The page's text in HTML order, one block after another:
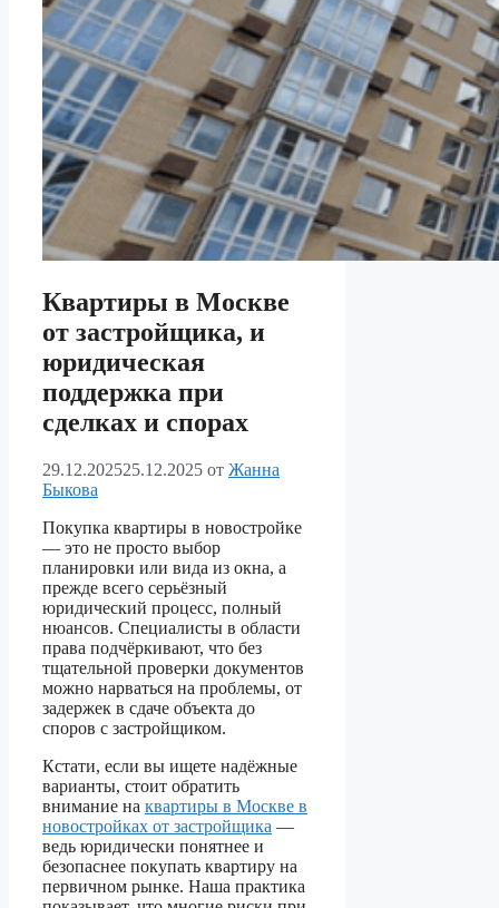
Квартиры в Москве
от застройщика, и
юридическая
поддержка при
сделках и спорах
29.12.202525.12.2025 от Жанна
Быкова
Покупка квартиры в новостройке
— это не просто выбор
планировки или вида из окна, а
прежде всего серьёзный
юридический процесс, полный
нюансов. Специалисты в области
права подчёркивают, что без
тщательной проверки документов
можно нарваться на проблемы, от
задержек в сдаче объекта до
споров с застройщиком.
Кстати, если вы ищете надёжные
варианты, стоит обратить
внимание на квартиры в Москве в
новостройках от застройщика —
ведь юридически понятнее и
безопаснее покупать квартиру на
первичном рынке. Наша практика